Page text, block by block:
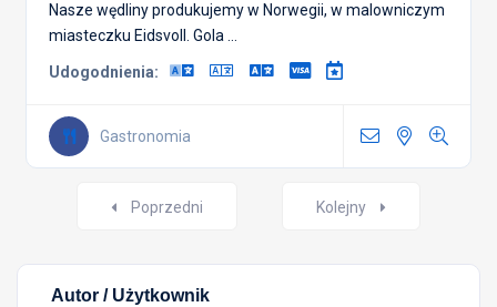
Nasze wędliny produkujemy w Norwegii, w malowniczym
miasteczku Eidsvoll. Gola ...
Udogodnienia:
Gastronomia
NawigacjaPoprzedni Kolejny
Autor / Użytkownik